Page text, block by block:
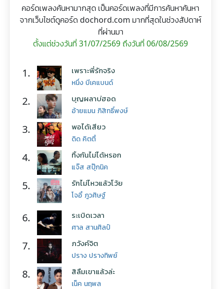
คอร์ดเพลงค้นหามากสุด เป็นคอร์ดเพลงที่มีการค้นหาค้นหา
จากเว็บไซต์ดูคอร์ด dochord.com มากที่สุดในช่วงสัปดาห์
ที่ผ่านมา
ตั้งแต่ช่วงวันที่ 31/07/2569 ถึงวันที่ 06/08/2569
1. เพราะพี่รักจริง
หนึ่ง บีเคแบนด์
2. บุญผลาบ่ฮอด
อ้ายแมน ภิสิทธิ์พงษ์
3. พอได้เสียว
ดิด คิตตี้
4. ทิ้งกันไม่ได้หรอก
แจ๊ส สปุ๊กนิค
5. รักไม่ไหวแล้วโว้ย
โจอี้ ภูวศิษฐ์
6. ระเบิดเวลา
ศาล สานศิลป์
7. ภวังค์จิต
ปราง ปรางทิพย์
8. สิลืมเขาแล้วล่ะ
เน็ค นฤพล